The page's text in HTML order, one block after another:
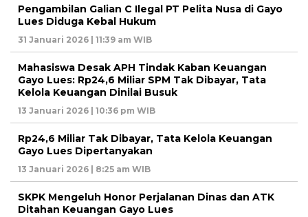
Pengambilan Galian C Ilegal PT Pelita Nusa di Gayo
Lues Diduga Kebal Hukum
31 Januari 2026 | 11:39 am WIB
Mahasiswa Desak APH Tindak Kaban Keuangan
Gayo Lues: Rp24,6 Miliar SPM Tak Dibayar, Tata
Kelola Keuangan Dinilai Busuk
13 Januari 2026 | 10:36 pm WIB
Rp24,6 Miliar Tak Dibayar, Tata Kelola Keuangan
Gayo Lues Dipertanyakan
13 Januari 2026 | 8:25 am WIB
SKPK Mengeluh Honor Perjalanan Dinas dan ATK
Ditahan Keuangan Gayo Lues